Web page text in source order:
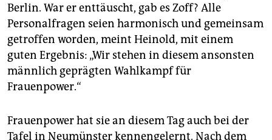
Berlin. War er enttäuscht, gab es Zoff? Alle
Personalfragen seien harmonisch und gemeinsam
getroffen worden, meint Heinold, mit einem
guten Ergebnis: „Wir stehen in diesem ansonsten
männlich geprägten Wahlkampf für
Frauenpower.“
Frauenpower hat sie an diesem Tag auch bei der
Tafel in Neumünster kennengelernt. Nach dem